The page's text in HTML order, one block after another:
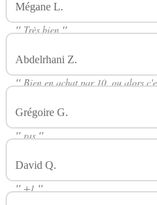
Mégane L.
"Très bien"
Abdelrhani Z.
"Bien en achat par 10, ou alors
Grégoire G.
"ras"
David Q.
"+1"